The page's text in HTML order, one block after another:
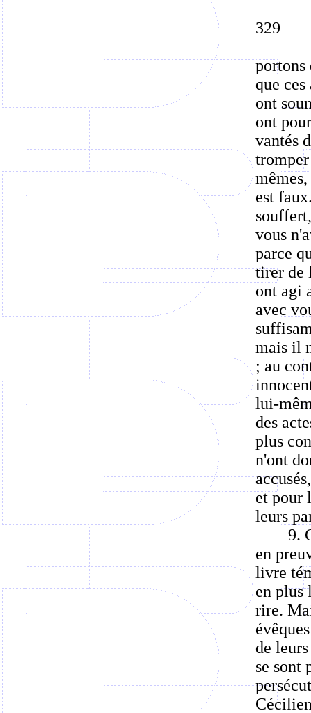
329
portons
que
ont
ont
vantés
est
vous
parce
tirer de
ont agi
avec
mais il
; au
lui-
des
plus
n'ont
et pour
leurs
9.
en
livre
en plus
rire.
de
se sont